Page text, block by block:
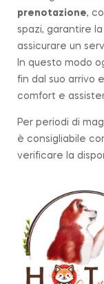
prenotazione,
spazi, garantire
assicurare un
In questo modo
fin dal suo arrivo
comfort e
Per periodi di
è consigliabile
verificare la